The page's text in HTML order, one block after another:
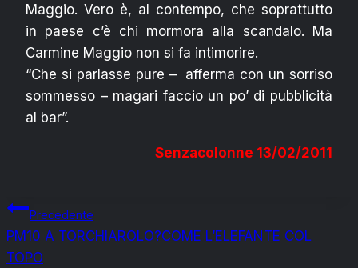
Maggio. Vero è, al contempo, che soprattutto
in paese c’è chi mormora alla scandalo. Ma
Carmine Maggio non si fa intimorire.
“Che si parlasse pure – afferma con un sorriso
sommesso – magari faccio un po’ di pubblicità
al bar”.
Senzacolonne 13/02/2011
Navigazione
articoli
Precedente
PM10 A TORCHIAROLO?COME L’ELEFANTE COL
TOPO